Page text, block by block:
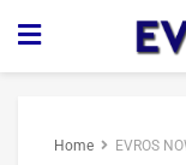
Home EVROS